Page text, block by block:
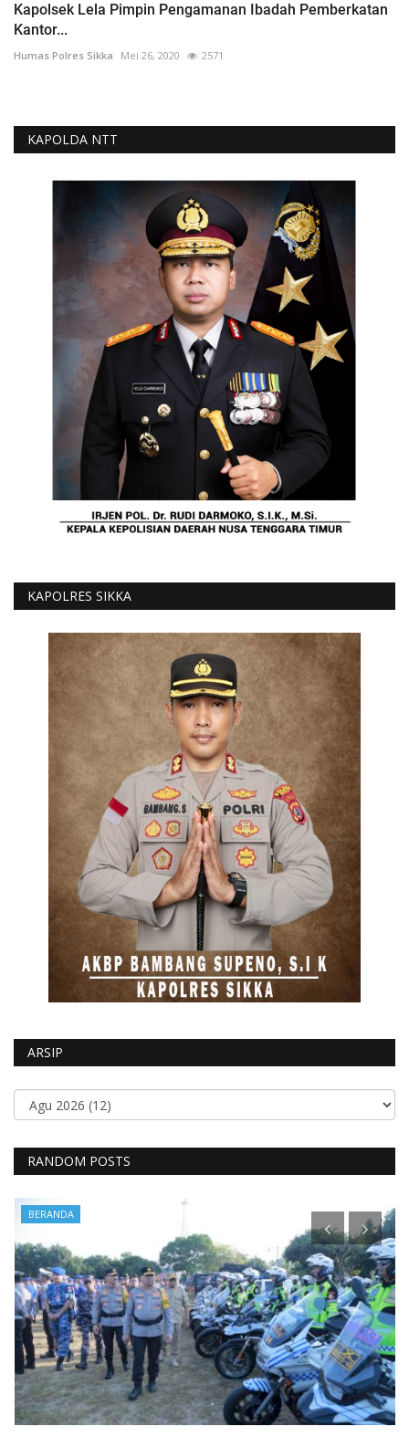
Kapolsek Lela Pimpin Pengamanan Ibadah Pemberkatan
Kantor...
Humas Polres Sikka Mei 26, 2020 2571
KAPOLDA NTT
KAPOLRES SIKKA
ARSIP
RANDOM POSTS
BERANDA